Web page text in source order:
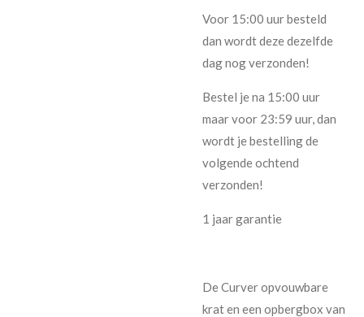
Voor 15:00 uur besteld
dan wordt deze dezelfde
dag nog verzonden!
Bestel je na 15:00 uur
maar voor 23:59 uur, dan
wordt je bestelling de
volgende ochtend
verzonden!
1 jaar garantie
De Curver opvouwbare
krat en een opbergbox van